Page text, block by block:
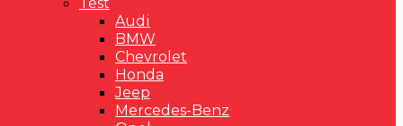
Audi
BMW
Chevrolet
Honda
Jeep
Mercedes-Benz